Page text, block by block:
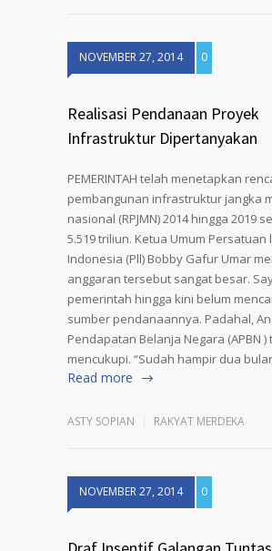
NOVEMBER 27, 2014 0
Realisasi Pendanaan Proyek
Infrastruktur Dipertanyakan
PEMERINTAH telah menetapkan
pembangunan infrastruktur jangka
nasional (RPJMN) 2014 hingga 2019
5.519 triliun. Ketua Umum Persatuan
Indonesia (Pll) Bobby Gafur Umar
anggaran tersebut sangat besar.
pemerintah hingga kini belum
sumber pendanaannya. Padahal,
Pendapatan Belanja Negara (APBN )
mencukupi. “Sudah hampir dua
Read more
ASTY SOPIAN RAKYAT MERDEKA
NOVEMBER 27, 2014 0